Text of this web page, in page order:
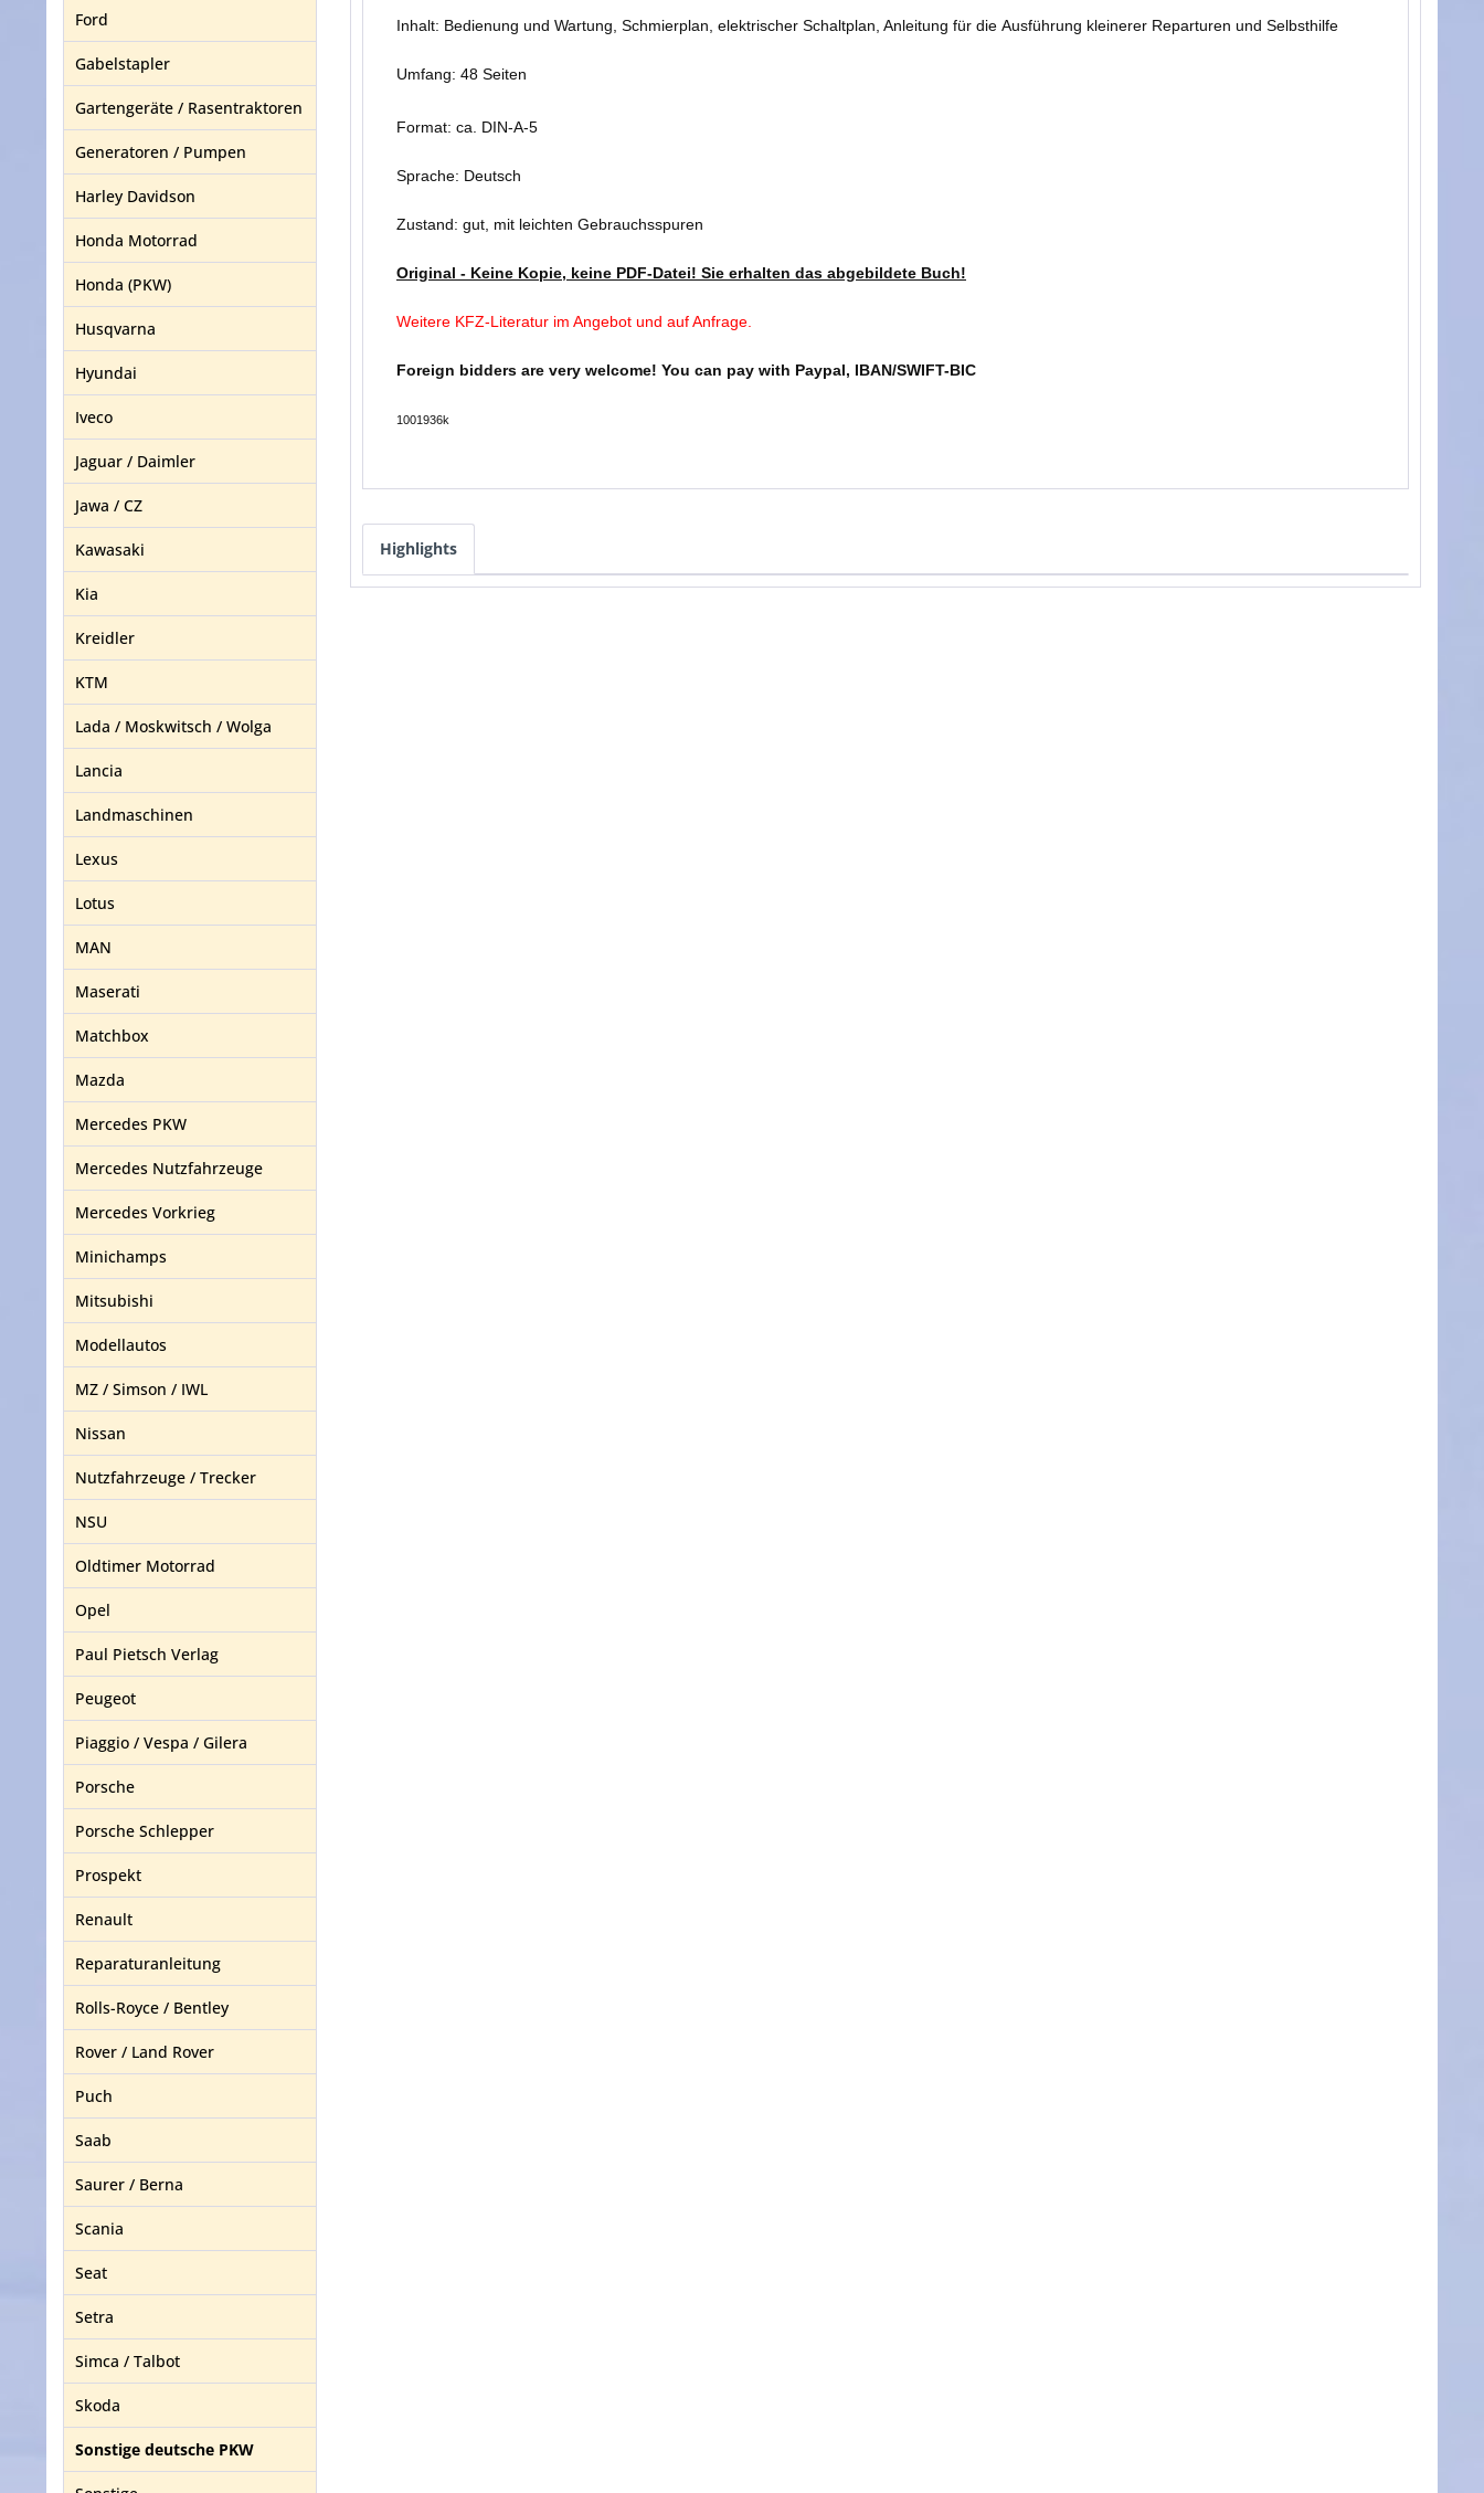
Ford
Gabelstapler
Gartengeräte / Rasentraktoren
Generatoren / Pumpen
Harley Davidson
Honda Motorrad
Honda (PKW)
Husqvarna
Hyundai
Iveco
Jaguar / Daimler
Jawa / CZ
Kawasaki
Kia
Kreidler
KTM
Lada / Moskwitsch / Wolga
Lancia
Landmaschinen
Lexus
Lotus
MAN
Maserati
Matchbox
Mazda
Mercedes PKW
Mercedes Nutzfahrzeuge
Mercedes Vorkrieg
Minichamps
Mitsubishi
Modellautos
MZ / Simson / IWL
Nissan
Nutzfahrzeuge / Trecker
NSU
Oldtimer Motorrad
Opel
Paul Pietsch Verlag
Peugeot
Piaggio / Vespa / Gilera
Porsche
Porsche Schlepper
Prospekt
Renault
Reparaturanleitung
Rolls-Royce / Bentley
Rover / Land Rover
Puch
Saab
Saurer / Berna
Scania
Seat
Setra
Simca / Talbot
Skoda
Sonstige deutsche PKW
Inhalt: Bedienung und Wartung, Schmierplan, elektrischer Schaltplan, Anleitung für die Ausführung kleinerer Reparturen und Selbsthilfe
Umfang: 48 Seiten
Format: ca. DIN-A-5
Sprache: Deutsch
Zustand: gut, mit leichten Gebrauchsspuren
Original - Keine Kopie, keine PDF-Datei! Sie erhalten das abgebildete Buch!
Weitere KFZ-Literatur im Angebot und auf Anfrage.
Foreign bidders are very welcome! You can pay with Paypal, IBAN/SWIFT-BIC
1001936k
Highlights